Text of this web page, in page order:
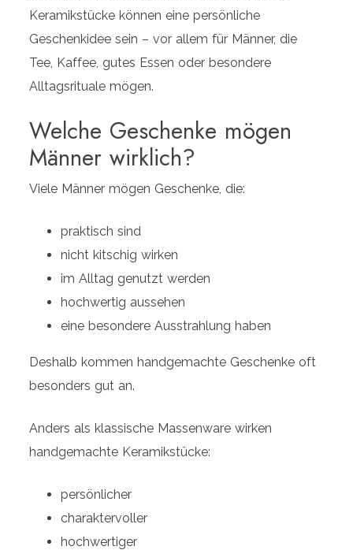
Keramikstücke können eine persönliche
Geschenkidee sein – vor allem für Männer, die
Tee, Kaffee, gutes Essen oder besondere
Alltagsrituale mögen.
Welche Geschenke mögen
Männer wirklich?
Viele Männer mögen Geschenke, die:
praktisch sind
nicht kitschig wirken
im Alltag genutzt werden
hochwertig aussehen
eine besondere Ausstrahlung haben
Deshalb kommen handgemachte Geschenke oft
besonders gut an.
Anders als klassische Massenware wirken
handgemachte Keramikstücke:
persönlicher
charaktervoller
hochwertiger